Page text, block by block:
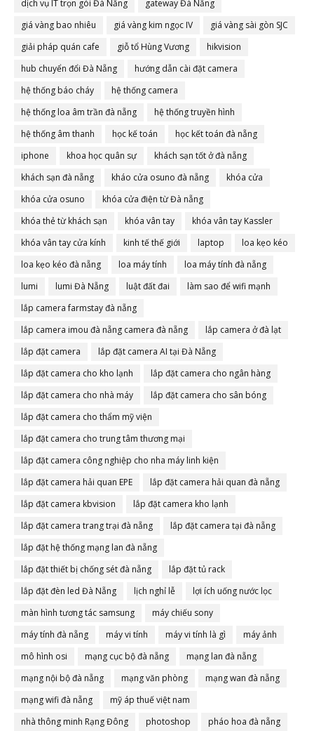
dịch vụ IT trọn gói Đà Nẵng
gateway Đà Nẵng
giá vàng bao nhiêu
giá vàng kim ngọc IV
giá vàng sài gòn SJC
giải pháp quán cafe
giỗ tổ Hùng Vương
hikvision
hub chuyển đổi Đà Nẵng
hướng dẫn cài đặt camera
hệ thống báo cháy
hệ thống camera
hệ thống loa âm trần đà nẵng
hệ thống truyền hình
hệ thống âm thanh
học kế toán
học kết toán đà nẵng
iphone
khoa học quân sự
khách sạn tốt ở đà nẵng
khách sạn đà nẵng
kháo cửa osuno đà nẵng
khóa cửa
khóa cửa osuno
khóa cửa điện từ Đà nẵng
khóa thẻ từ khách sạn
khóa vân tay
khóa vân tay Kassler
khóa vân tay cửa kính
kinh tế thế giới laptop
loa kẹo kéo
loa kẹo kéo đà nẵng
loa máy tính
loa máy tính đà nẵng
lumi
lumi Đà Nẵng luật đất đai
làm sao để wifi mạnh
lắp camera farmstay đà nẵng
lắp camera imou đà nẵng camera đà nẵng
lắp camera ở đà lạt
lắp đặt camera
lắp đặt camera AI tại Đà Nẵng
lắp đặt camera cho kho lạnh
lắp đặt camera cho ngân hàng
lắp đặt camera cho nhà máy
lắp đặt camera cho sân bóng
lắp đặt camera cho thẩm mỹ viện
lắp đặt camera cho trung tâm thương mại
lắp đặt camera công nghiệp cho nha máy linh kiện
lắp đặt camera hải quan EPE
lắp đặt camera hải quan đà nẵng
lắp đặt camera kbvision
lắp đặt camera kho lạnh
lắp đặt camera trang trại đà nẵng
lắp đặt camera tại đà nẵng
lắp đặt hệ thống mạng lan đà nẵng
lắp đặt thiết bị chống sét đà nẵng
lắp đặt tủ rack
lắp đặt đèn led Đà Nẵng
lịch nghỉ lễ
lợi ích uống nước lọc
màn hình tương tác samsung
máy chiếu sony
máy tính đà nẵng
máy vi tính máy vi tính là gì
máy ảnh
mô hình osi
mạng cục bộ đà nẵng
mạng lan đà nẵng
mạng nội bộ đà nẵng
mạng văn phòng
mạng wan đà nẵng
mạng wifi đà nẵng
mỹ áp thuế việt nam
nhà thông minh Rạng Đông
photoshop
pháo hoa đà nẵng